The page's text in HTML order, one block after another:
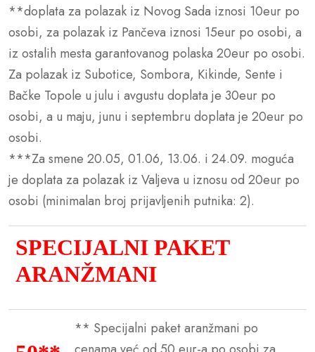
**doplata za polazak iz Novog Sada iznosi 10eur po
osobi, za polazak iz Pančeva iznosi 15eur po osobi, a
iz ostalih mesta garantovanog polaska 20eur po osobi.
Za polazak iz Subotice, Sombora, Kikinde, Sente i
Bačke Topole u julu i avgustu doplata je 30eur po
osobi, a u maju, junu i septembru doplata je 20eur po
osobi.
***Za smene 20.05, 01.06, 13.06. i 24.09. moguća
je doplata za polazak iz Valjeva u iznosu od 20eur po
osobi (minimalan broj prijavljenih putnika: 2).
SPECIJALNI PAKET
ARANŽMANI
** Specijalni paket aranžmani po